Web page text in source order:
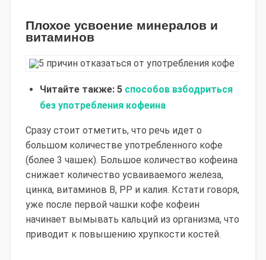
Плохое усвоение минералов и
витаминов
Читайте также: 5способов взбодриться
без употребления кофеина
Сразу стоит отметить, что речь идет о
большом количестве употребленного кофе
(более 3 чашек). Большое количество кофеина
снижает количество усваиваемого железа,
цинка, витаминов B, PP и калия. Кстати говоря,
уже после первой чашки кофе кофеин
начинает вымывать кальций из организма, что
приводит к повышению хрупкости костей.